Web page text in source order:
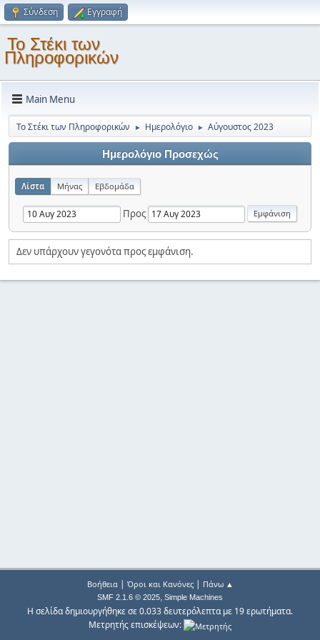
Σύνδεση Εγγραφή
Το Στέκι των
Πληροφορικών
Main Menu
Το Στέκι των Πληροφορικών ► Ημερολόγιο ► Αύγουστος 2023
Ημερολόγιο Προσεχώς
Λίστα Μήνας Εβδομάδα
Προς
Δεν υπάρχουν γεγονότα προς εμφάνιση.
Βοήθεια| Όροι και Κανόνες| Πάνω ▲
SMF 2.1.6 © 2025, Simple Machines
Η σελίδα δημιουργήθηκε σε 0.033 δευτερόλεπτα με 19 ερωτήματα.
Μετρητής επισκέψεων: